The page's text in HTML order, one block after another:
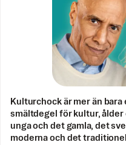
Kulturchock är mer än
smältdegel för kultur,
unga och det gamla, det
moderna och det